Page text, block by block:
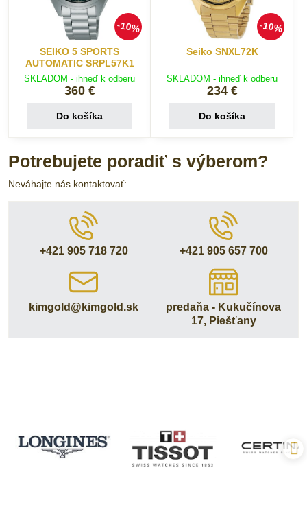
10%
SEIKO 5 SPORTS
AUTOMATIC SRPL57K1
SKLADOM - ihneď k odberu
360 €
Do košíka
10%
Seiko SNXL72K
SKLADOM - ihneď k odberu
234 €
Do košíka
Potrebujete poradiť s výberom?
Neváhajte nás kontaktovať:
+421 905 718 720 +421 905 657 700
kimgold​@kimgold​.sk
predaňa - Kukučínova
17, Piešťany